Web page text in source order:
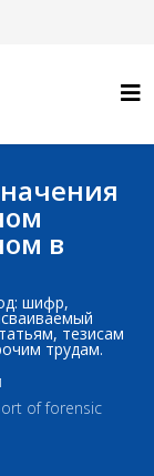
в
шифр,
тезисам
трудам.
of forensic